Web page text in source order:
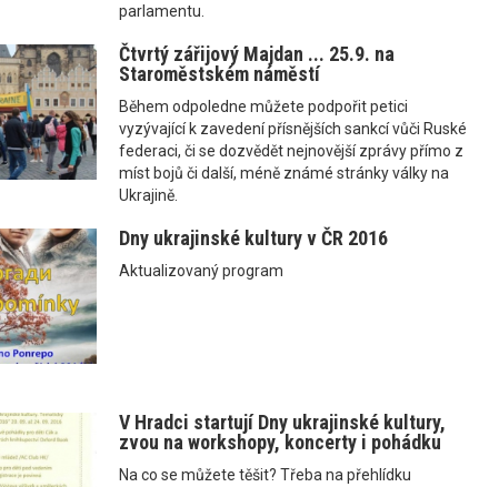
parlamentu.
Čtvrtý zářijový Majdan ... 25.9. na
Staroměstském náměstí
Během odpoledne můžete podpořit petici
vyzývající k zavedení přísnějších sankcí vůči Ruské
federaci, či se dozvědět nejnovější zprávy přímo z
míst bojů či další, méně známé stránky války na
Ukrajině.
Dny ukrajinské kultury v ČR 2016
Aktualizovaný program
V Hradci startují Dny ukrajinské kultury,
zvou na workshopy, koncerty i pohádku
Na co se můžete těšit? Třeba na přehlídku